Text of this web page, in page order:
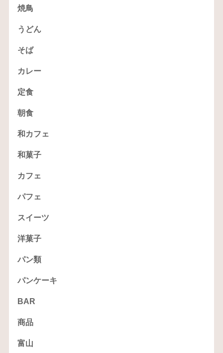
焼鳥
うどん
そば
カレー
定食
朝食
和カフェ
和菓子
カフェ
パフェ
スイーツ
洋菓子
パン類
パンケーキ
BAR
商品
富山